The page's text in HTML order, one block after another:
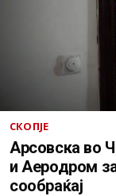
СКОПЈЕ
Арсовска во
и Аеродром
сообраќај